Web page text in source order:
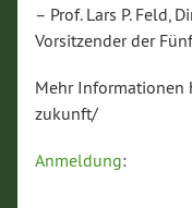
– Prof. Lars P. Feld,
Vorsitzender der
Mehr
zukunft/
Anmeldung: